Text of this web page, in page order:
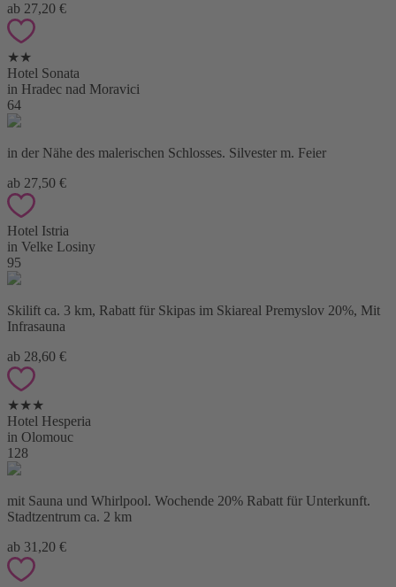
ab 27,20 €
★★
Hotel Sonata
in Hradec nad Moravici
64
in der Nähe des malerischen Schlosses. Silvester m. Feier
ab 27,50 €
Hotel Istria
in Velke Losiny
95
Skilift ca. 3 km, Rabatt für Skipas im Skiareal Premyslov 20%, Mit
Infrasauna
ab 28,60 €
★★★
Hotel Hesperia
in Olomouc
128
mit Sauna und Whirlpool. Wochende 20% Rabatt für Unterkunft.
Stadtzentrum ca. 2 km
ab 31,20 €